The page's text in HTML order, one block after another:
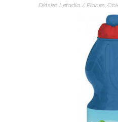
Dětské, Letadla / Planes,